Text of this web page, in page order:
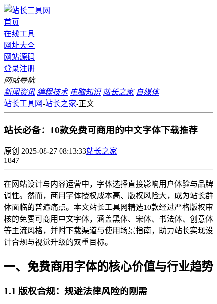
首页
在线工具
网址大全
网站源码
登录注册
网站导航
新闻资讯 编程技术 电脑知识 站长之家 自媒体
站长工具网-站长之家-正文
站长必备：10款免费可商用的中文字体下载推荐
原创 2025-08-27 08:13:33站长之家
1847
在网站设计与内容运营中，字体选择直接影响用户体验与品牌
调性。然而，商用字体授权成本高、版权风险大，成为站长群
体面临的普遍痛点。本文站长工具网精选10款经过严格版权审
核的免费可商用中文字体，涵盖黑体、宋体、书法体、创意体
等主流风格，并附下载渠道与使用场景指南，助力站长实现设
计合规与视觉升级的双重目标。
一、免费商用字体的核心价值与行业趋势
1.1 版权合规：规避法律风险的刚需